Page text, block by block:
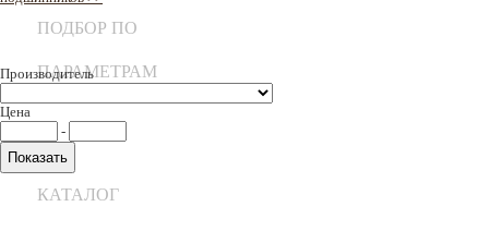
ПОДБОР ПО
ПАРАМЕТРАМ
Производитель
Цена
-
КАТАЛОГ